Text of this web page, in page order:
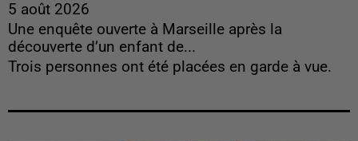
5 août 2026
Une enquête ouverte à Marseille après la
découverte d’un enfant de...
Trois personnes ont été placées en garde à vue.